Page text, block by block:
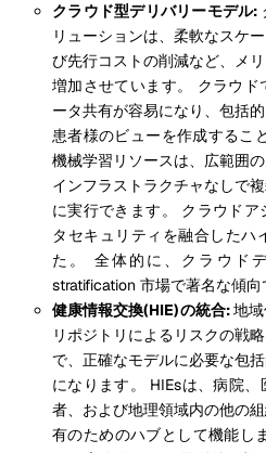
クラウド型デリバリーモデル:
リューションは、柔軟なスケ
び先行コストの削減など、メ
増加させています。 クラウ
ータ共有が容易になり、包括
患者様のビューを作成するこ
機械学習リソースは、広範囲
インフラストラクチャなしで
に実行できます。 クラウド
タセキュリティを融合したハ
た。 全体的に、クラウド
stratification 市場で著名な傾向
健康情報交換(HIE)の統合:地
リポジトリによるリスクの戦
で、正確なモデルに必要な包
になります。 HIEsは、病院
者、および地理領域内の他の
有のためのハブとして機能し